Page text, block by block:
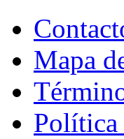
Mapa
Política